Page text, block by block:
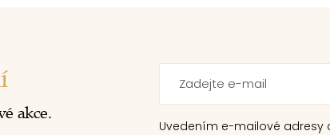
akce.
Uvedením e-mailové